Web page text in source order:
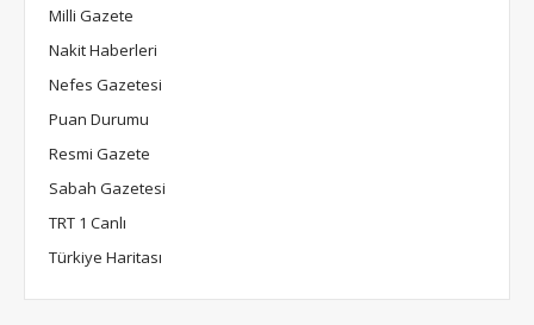
Milli Gazete
Nakit Haberleri
Nefes Gazetesi
Puan Durumu
Resmi Gazete
Sabah Gazetesi
TRT 1 Canlı
Türkiye Haritası